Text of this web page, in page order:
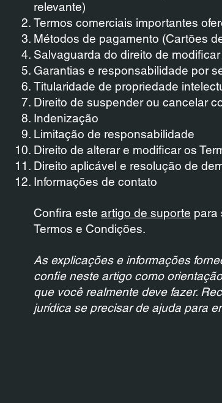
relevante)
Termos comerciais importantes
Métodos de pagamento (Cartões
Salvaguarda do direito de
Garantias e responsabilidade por
Titularidade de propriedade
Direito de suspender ou cancelar
Indenização
Limitação de responsabilidade
Direito de alterar e modificar os
Direito aplicável e resolução de
Informações de contato
Confira este artigo de suporte para
Termos e Condições.
As explicações e informações
confie neste artigo como
que você realmente deve fazer.
jurídica se precisar de ajuda para